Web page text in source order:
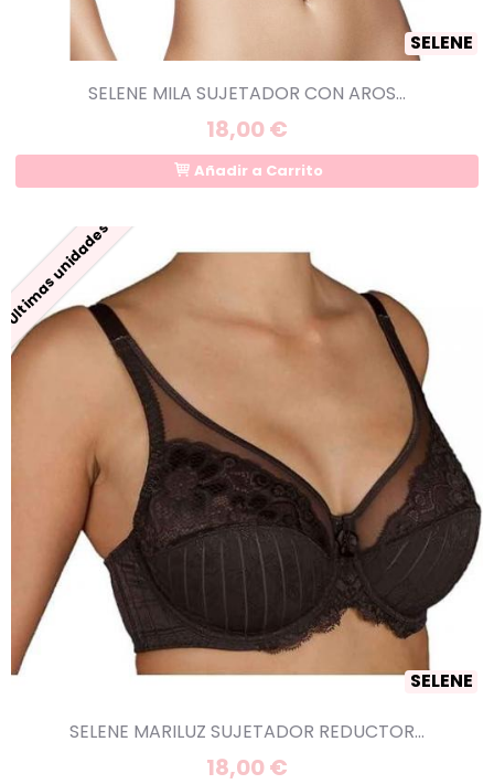
SELENE
SELENE MILA SUJETADOR CON AROS...
18,00 €
Añadir a Carrito
Últimas unidades
SELENE
SELENE MARILUZ SUJETADOR REDUCTOR...
18,00 €